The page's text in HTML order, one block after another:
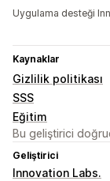
Uygulama desteği
Kaynaklar
Gizlilik politikası
SSS
Eğitim
Bu geliştirici
Geliştirici
Innovation Labs.